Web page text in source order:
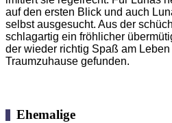
auf den ersten Blick und auch
selbst ausgesucht. Aus der
schlagartig ein fröhlicher
der wieder richtig Spaß am
Traumzuhause gefunden.
Ehemalige